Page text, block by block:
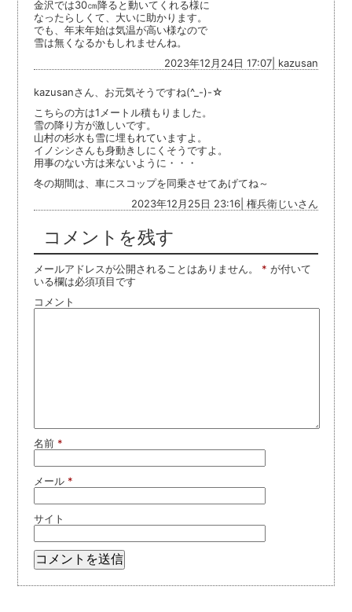
金沢では30㎝降ると動いてくれる様に
なったらしくて、大いに助かります。
でも、年末年始は気温が高い様なので
雪は無くなるかもしれませんね。
2023年12月24日 17:07| kazusan
kazusanさん、お元気そうですね(^_-)-☆
こちらの方は1メートル積もりました。
雪の降り方が激しいです。
山村の杉水も雪に埋もれていますよ。
イノシシさんも身動きしにくそうですよ。
用事のない方は来ないように・・・
冬の期間は、車にスコップを同乗させてあげてね～
2023年12月25日 23:16| 権兵衛じいさん
コメントを残す
メールアドレスが公開されることはありません。 * が付いて
いる欄は必須項目です
コメント
名前 *
メール *
サイト